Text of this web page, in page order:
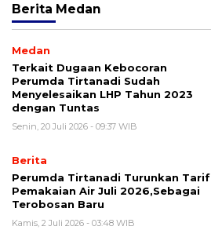
Berita Medan
Medan
Terkait Dugaan Kebocoran
Perumda Tirtanadi Sudah
Menyelesaikan LHP Tahun 2023
dengan Tuntas
Senin, 20 Juli 2026 - 09:37 WIB
Berita
Perumda Tirtanadi Turunkan Tarif
Pemakaian Air Juli 2026,Sebagai
Terobosan Baru
Kamis, 2 Juli 2026 - 03:48 WIB